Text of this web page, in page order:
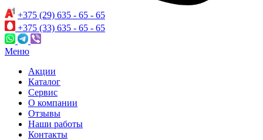
+375 (29) 635 - 65 - 65
+375 (33) 635 - 65 - 65
Меню
Акции
Каталог
Сервис
О компании
Отзывы
Наши работы
Контакты